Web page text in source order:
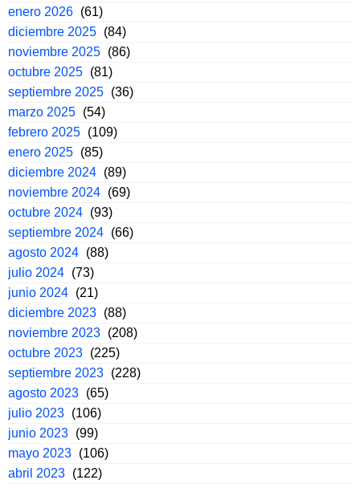
enero 2026 (61)
diciembre 2025 (84)
noviembre 2025 (86)
octubre 2025 (81)
septiembre 2025 (36)
marzo 2025 (54)
febrero 2025 (109)
enero 2025 (85)
diciembre 2024 (89)
noviembre 2024 (69)
octubre 2024 (93)
septiembre 2024 (66)
agosto 2024 (88)
julio 2024 (73)
junio 2024 (21)
diciembre 2023 (88)
noviembre 2023 (208)
octubre 2023 (225)
septiembre 2023 (228)
agosto 2023 (65)
julio 2023 (106)
junio 2023 (99)
mayo 2023 (106)
abril 2023 (122)